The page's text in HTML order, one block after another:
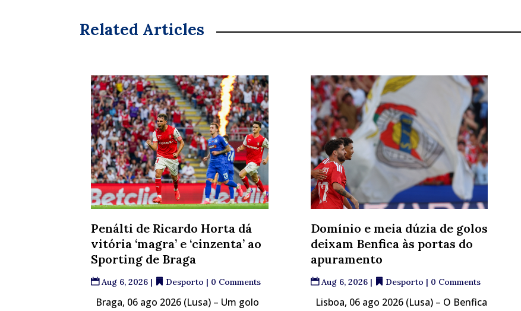
Related Articles
Penálti de Ricardo Horta dá
vitória ‘magra’ e ‘cinzenta’ ao
Sporting de Braga
Aug 6, 2026 | Desporto | 0 Comments
Braga, 06 ago 2026 (Lusa) – Um golo
Domínio e meia dúzia de golos
deixam Benfica às portas do
apuramento
Aug 6, 2026| Desporto | 0 Comments
Lisboa, 06 ago 2026 (Lusa) – O Benfica